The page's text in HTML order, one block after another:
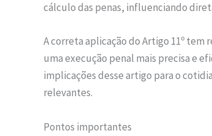
cálculo das penas, influenciando
A correta aplicação do Artigo 11º
uma execução penal mais precisa e
implicações desse artigo para o
relevantes.
Pontos importantes